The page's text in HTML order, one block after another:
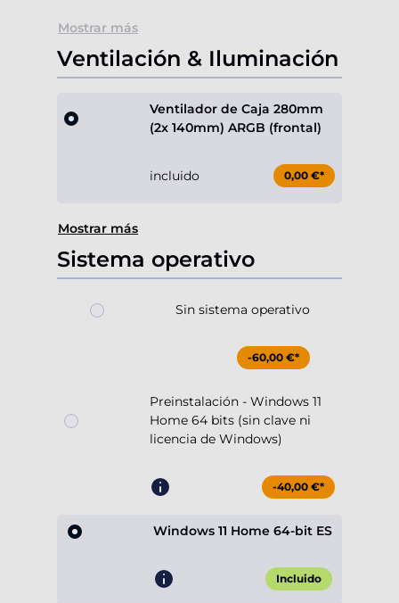
Mostrar más
Ventilación & Iluminación
Ventilador de Caja 280mm
(2x 140mm) ARGB (frontal)
incluido 0,00 €*
Mostrar más
Sistema operativo
Sin sistema operativo
-60,00 €*
Preinstalación - Windows 11
Home 64 bits (sin clave ni
licencia de Windows)
-40,00 €*
Windows 11 Home 64-bit ES
Incluido